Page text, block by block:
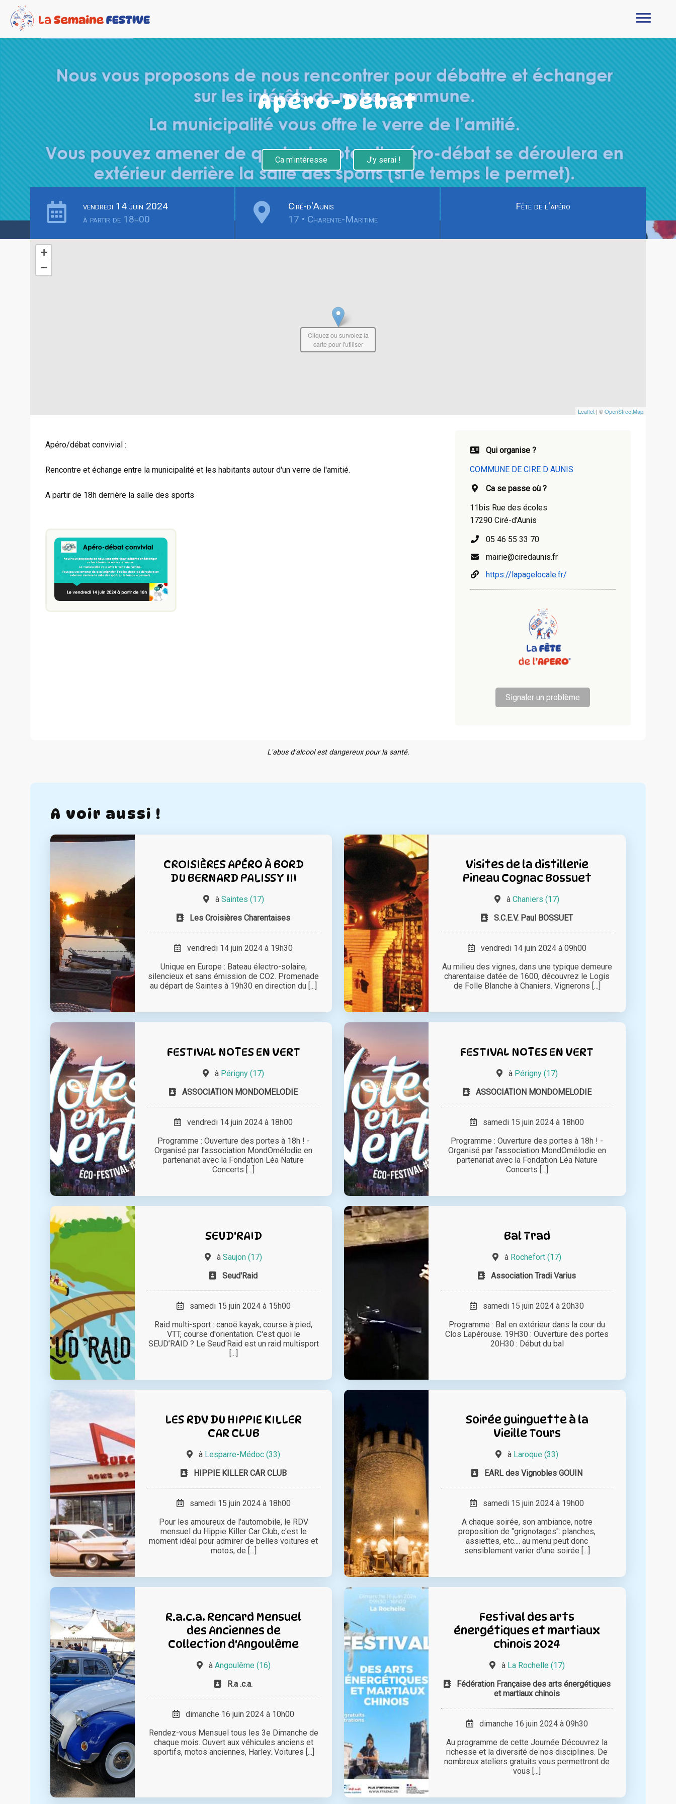
Apéro-Débat
Ca m'intéresse J'y serai !
vendredi 14 juin 2024
à partir de 18h00
Ciré-d'Aunis
17 • Charente-Maritime
Fête de l'apéro
+
−
Leaflet | ©OpenStreetMap
Cliquez ou survolez la
carte pour l'utiliser
Apéro/débat convivial :
Rencontre et échange entre la municipalité et les habitants autour d'un verre de l'amitié.
A partir de 18h derrière la salle des sports
Qui organise ?
COMMUNE DE CIRE D AUNIS
Ca se passe où ?
11bis Rue des écoles
17290 Ciré-d'Aunis
05 46 55 33 70
mairie@ciredaunis.fr
https://lapagelocale.fr/
Signaler un problème
L'abus d'alcool est dangereux pour la santé.
A voir aussi !
CROISIÈRES APÉRO À BORD
DU BERNARD PALISSY III
à Saintes (17)
Les Croisières Charentaises
vendredi 14 juin 2024 à 19h30
Unique en Europe : Bateau électro-solaire,
silencieux et sans émission de CO2. Promenade
au départ de Saintes à 19h30 en direction du [...]
Visites de la distillerie
Pineau Cognac Bossuet
àChaniers (17)
S.C.E.V. Paul BOSSUET
vendredi 14 juin 2024 à 09h00
Au milieu des vignes, dans une typique demeure
charentaise datée de 1600, découvrez le Logis
de Folle Blanche à Chaniers. Vignerons [...]
FESTIVAL NOTES EN VERT
à Périgny (17)
ASSOCIATION MONDOMELODIE
vendredi 14 juin 2024 à 18h00
Programme : Ouverture des portes à 18h ! -
Organisé par l'association MondOmélodie en
partenariat avec la Fondation Léa Nature
Concerts [...]
FESTIVAL NOTES EN VERT
à Périgny (17)
ASSOCIATION MONDOMELODIE
samedi 15 juin 2024 à 18h00
Programme : Ouverture des portes à 18h ! -
Organisé par l'association MondOmélodie en
partenariat avec la Fondation Léa Nature
Concerts [...]
SEUD'RAID
àSaujon (17)
Seud'Raid
samedi 15 juin 2024 à 15h00
Raid multi-sport : canoë kayak, course à pied,
VTT, course d'orientation. C'est quoi le
SEUD’RAID ? Le Seud’Raid est un raid multisport
[...]
Bal Trad
à Rochefort (17)
Association Tradi Varius
samedi 15 juin 2024 à 20h30
Programme : Bal en extérieur dans la cour du
Clos Lapérouse. 19H30 : Ouverture des portes
20H30 : Début du bal
LES RDV DU HIPPIE KILLER
CAR CLUB
à Lesparre-Médoc (33)
HIPPIE KILLER CAR CLUB
samedi 15 juin 2024 à 18h00
Pour les amoureux de l'automobile, le RDV
mensuel du Hippie Killer Car Club, c'est le
moment idéal pour admirer de belles voitures et
motos, de [...]
Soirée guinguette à la
Vieille Tours
à Laroque (33)
EARL des Vignobles GOUIN
samedi 15 juin 2024 à 19h00
A chaque soirée, son ambiance, notre
proposition de "grignotages": planches,
assiettes, etc.... au menu peut donc
sensiblement varier d'une soirée [...]
R.a.c.a. Rencard Mensuel
des Anciennes de
Collection d'Angoulême
à Angoulême (16)
R.a .c.a.
dimanche 16 juin 2024 à 10h00
Rendez-vous Mensuel tous les 3e Dimanche de
chaque mois. Ouvert aux véhicules anciens et
sportifs, motos anciennes, Harley. Voitures [...]
Festival des arts
énergétiques et martiaux
chinois 2024
à La Rochelle (17)
Fédération Française des arts énergétiques
et martiaux chinois
dimanche 16 juin 2024 à 09h30
Au programme de cette Journée Découvrez la
richesse et la diversité de nos disciplines. De
nombreux ateliers gratuits vous permettront de
vous [...]